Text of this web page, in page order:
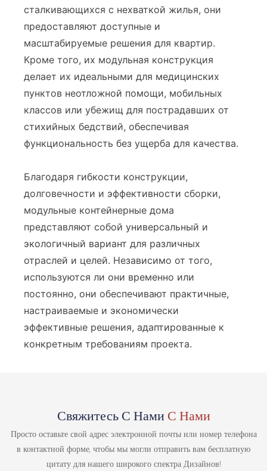
сталкивающихся с нехваткой жилья, они
предоставляют доступные и
масштабируемые решения для квартир.
Кроме того, их модульная конструкция
делает их идеальными для медицинских
пунктов неотложной помощи, мобильных
классов или убежищ для пострадавших от
стихийных бедствий, обеспечивая
функциональность без ущерба для качества.
Благодаря гибкости конструкции,
долговечности и эффективности сборки,
модульные контейнерные дома
представляют собой универсальный и
экологичный вариант для различных
отраслей и целей. Независимо от того,
используются ли они временно или
постоянно, они обеспечивают практичные,
настраиваемые и экономически
эффективные решения, адаптированные к
конкретным требованиям проекта.
Свяжитесь С НамиС Нами
Просто оставьте свой адрес электронной почты или номер телефона
в контактной форме, чтобы мы могли отправить вам бесплатную
цитату для нашего широкого спектра Дизайнов!